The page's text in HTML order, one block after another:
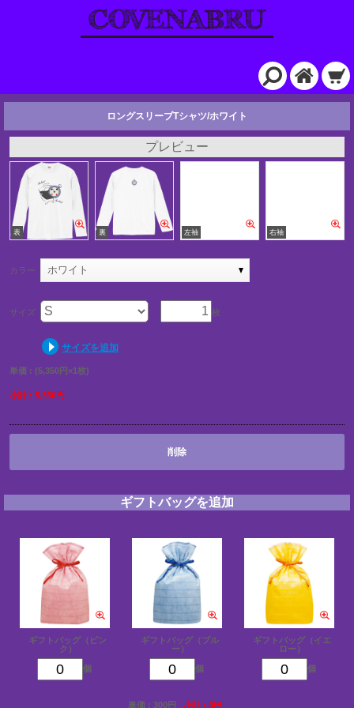
ロングスリーブTシャツ/ホワイト
プレビュー
カラー ホワイト
枚
サイズ
サイズを追加
単価 : (5,350円×1枚)
小計 : 5,350円
削除
ギフトバッグを追加
ギフトバッグ（ピン
ク）
個
ギフトバッグ（ブル
ー）
個
ギフトバッグ（イエ
ロー）
個
単価 : 300円 小計 : 0円